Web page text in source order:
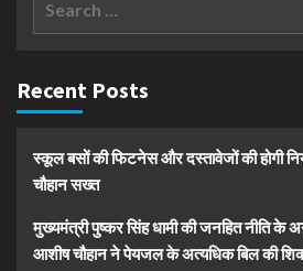
Recent Posts
स्कूल बसों की फिटनेस और दस्तावेजों की होगी
चौहान सख्त
मुख्यमंत्री पुष्कर सिंह धामी की जनहित नीति के
आशीष चौहान ने पेयजल के अत्यधिक बिल की